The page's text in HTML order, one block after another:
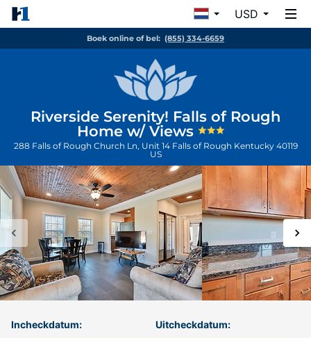
USD
Boek online of bel: (855) 334-6659
Riverside Serenity! Falls of Rough
Home w/ Views
288 Falls of Rough Church Ln, Unit 14 Falls of Rough Kentucky 40119
US
Incheckdatum: Uitcheckdatum: